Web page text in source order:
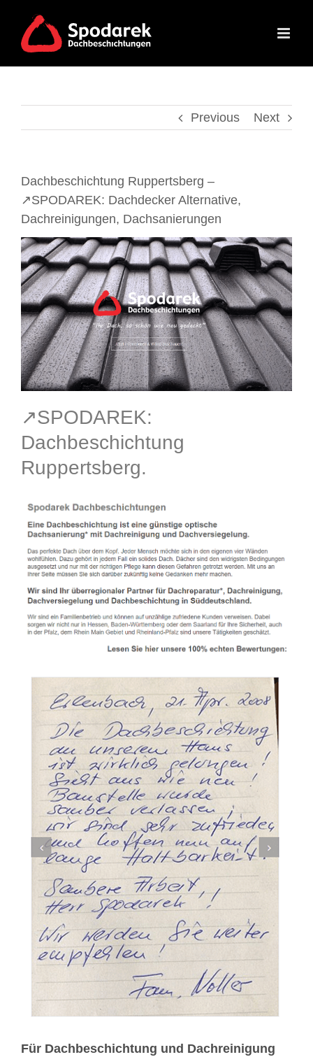
content
Previous Next
Dachbeschichtung Ruppertsberg –
↗️SPODAREK: Dachdecker Alternative,
Dachreinigungen, Dachsanierungen
↗️SPODAREK:
Dachbeschichtung
Ruppertsberg.
Für Dachbeschichtung und Dachreinigung